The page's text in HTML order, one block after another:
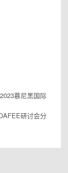
慕尼黑国际
研讨会分